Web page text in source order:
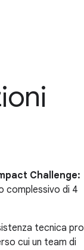
Challenge:
complessivo di 4
tecnica pro
cui un team di